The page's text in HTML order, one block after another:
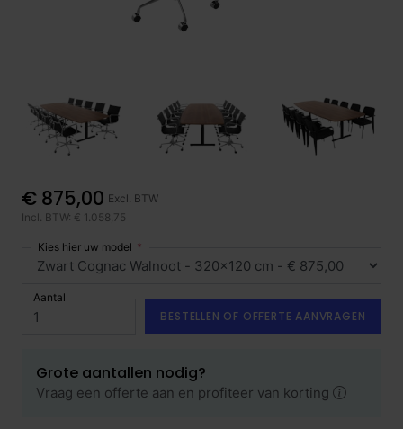
€ 875,00 Excl. BTW
Incl. BTW: € 1.058,75
Kies hier uw model
Aantal
BESTELLEN OF OFFERTE AANVRAGEN
Grote aantallen nodig?
Vraag een offerte aan en profiteer van korting